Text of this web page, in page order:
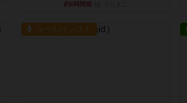
約6時間前
ルール/インスト